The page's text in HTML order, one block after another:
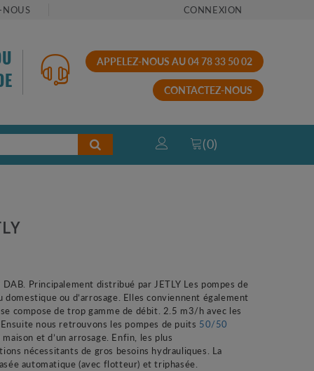
CONNEXION
APPELEZ-NOUS AU 04 78 33 50 02
CONTACTEZ-NOUS
(0)
Principalement distribué par JETLY Les pompes de
ou d’arrosage. Elles conviennent également
compose de trop gamme de débit. 2.5 m3/h avec les
nous retrouvons les pompes de puits 50/50
et d’un arrosage. Enfin, les plus
nécessitants de gros besoins hydrauliques. La
automatique (avec flotteur) et triphasée.